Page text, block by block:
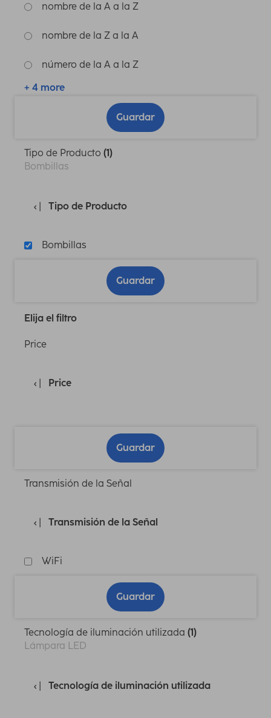
nombre de la A a la Z
nombre de la Z a la A
número de la A a la Z
+ 4 more
Guardar
Tipo de Producto (1)
Bombillas
Tipo de Producto
Bombillas
Guardar
Elija el filtro
Price
Price
Guardar
Transmisión de la Señal
Transmisión de la Señal
WiFi
Guardar
Tecnología de iluminación utilizada (1)
Lámpara LED
Tecnología de iluminación utilizada